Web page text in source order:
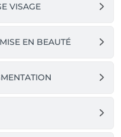
VISAGE
EN BEAUTÉ